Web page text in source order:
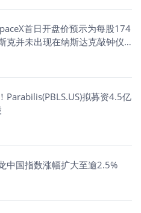
首日开盘价预示为每股174
克并未出现在纳斯达克敲钟仪
Parabilis(PBLS.US)拟募资4.5亿
中国指数涨幅扩大至逾2.5%